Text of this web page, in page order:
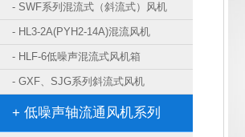
- SWF系列混流式（斜流式）风机
- HL3-2A(PYH2-14A)混流风机
- HLF-6低噪声混流式风机箱
- GXF、SJG系列斜流式风机
+ 低噪声轴流通风机系列